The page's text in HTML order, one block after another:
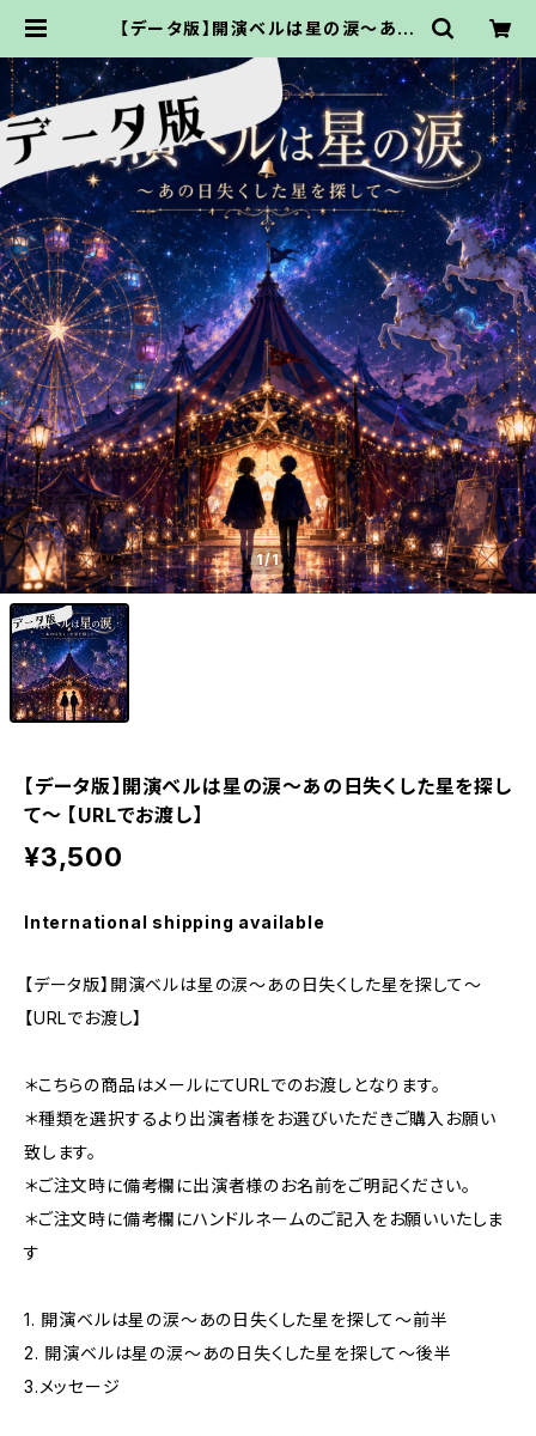
【データ版】開演ベルは星の涙〜あの
し】 | ココドル通販サイト
1/1
【データ版】開演ベルは星の涙〜あの日失くした星を探し
て〜 【URLでお渡し】
¥3,500
International shipping available
【データ版】開演ベルは星の涙〜あの日失くした星を探して〜
【URLでお渡し】
＊こちらの商品はメールにてURLでのお渡しとなります。
＊種類を選択するより出演者様をお選びいただきご購入お願い
致します。
＊ご注文時に備考欄に出演者様のお名前をご明記ください。
＊ご注文時に備考欄にハンドルネームのご記入をお願いいたしま
す
1. 開演ベルは星の涙〜あの日失くした星を探して〜前半
2. 開演ベルは星の涙〜あの日失くした星を探して〜後半
3.メッセージ